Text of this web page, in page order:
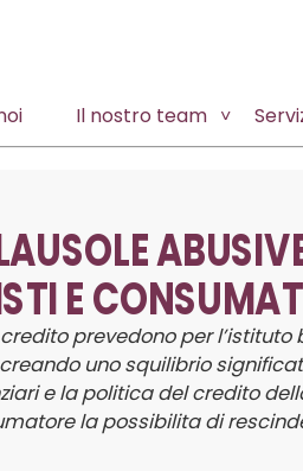
Il nostro team
E
prevedono per
uno squilibrio
e la politica del credito
la possibilita di